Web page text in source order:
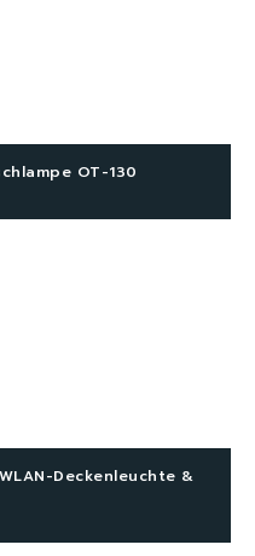
OT-130
Deckenleuchte &